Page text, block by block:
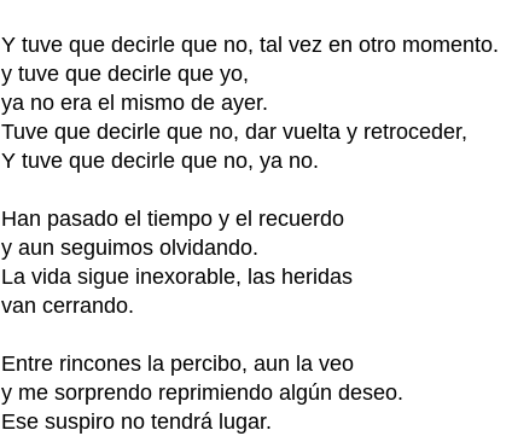
Y tuve que decirle que no, tal vez en otro momento.
y tuve que decirle que yo,
ya no era el mismo de ayer.
Tuve que decirle que no, dar vuelta y retroceder,
Y tuve que decirle que no, ya no.
Han pasado el tiempo y el recuerdo
y aun seguimos olvidando.
La vida sigue inexorable, las heridas
van cerrando.
Entre rincones la percibo, aun la veo
y me sorprendo reprimiendo algún deseo.
Ese suspiro no tendrá lugar.